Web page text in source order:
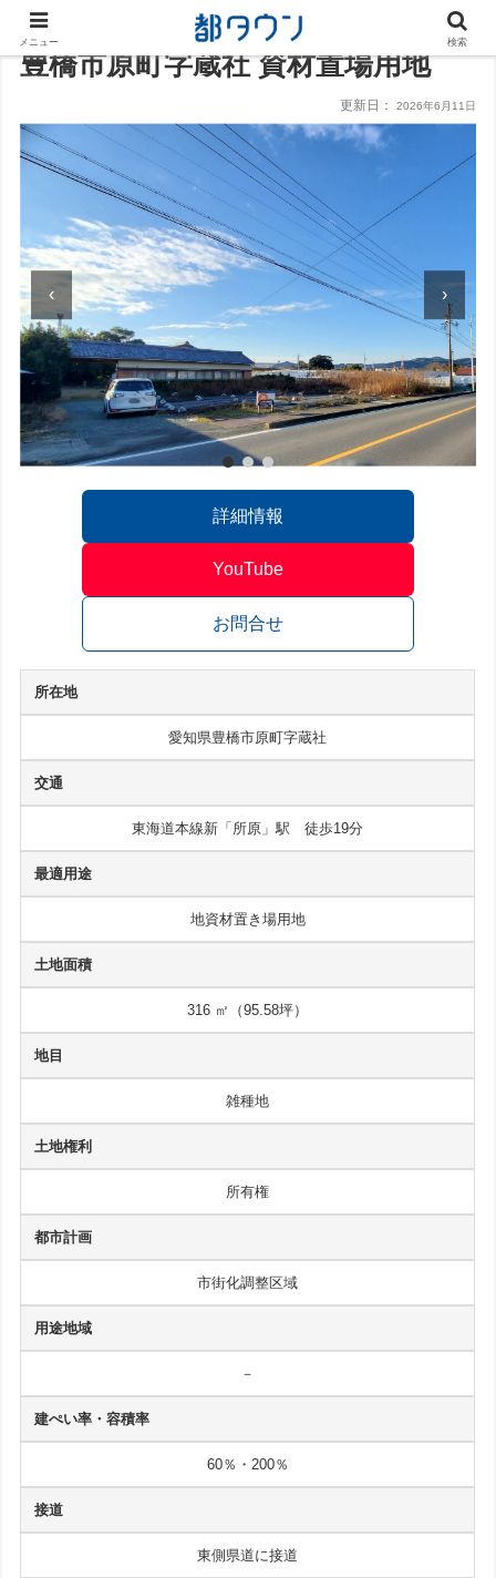
豊橋市原町字蔵社 資材置場用地
更新日： 2026年6月11日
‹ ›
詳細情報
YouTube
お問合せ
所在地
愛知県豊橋市原町字蔵社
交通
東海道本線新「所原」駅 徒歩19分
最適用途
地資材置き場用地
土地面積
316 ㎡（95.58坪）
地目
雑種地
土地権利
所有権
都市計画
市街化調整区域
用途地域
－
建ぺい率・容積率
60％・200％
接道
東側県道に接道
メニュー 検索